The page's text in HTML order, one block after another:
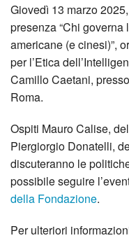
Giovedì 13 marzo
presenza “Chi
americane (e cinesi)”,
per l’Etica
Camillo Caetani,
Roma.
Ospiti Mauro Calise,
Piergiorgio Donatelli,
discuteranno le
possibile seguire
della Fondazione.
Per ulteriori